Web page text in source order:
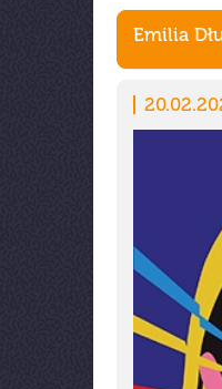
Emilia